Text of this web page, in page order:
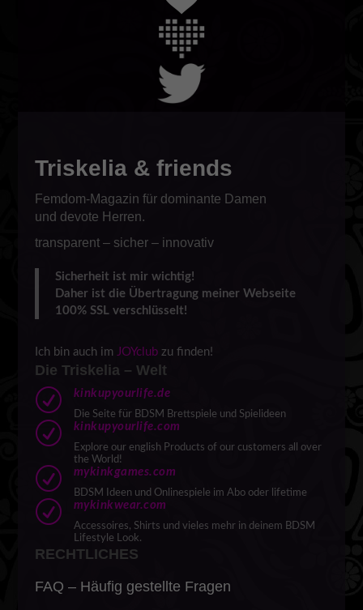
Triskelia & friends
Femdom-Magazin für dominante Damen
und devote Herren.
transparent – sicher – innovativ
Sicherheit ist mir wichtig!
Daher ist die Übertragung meiner Webseite
100% SSL verschlüsselt!
Ich bin auch im JOYclubzu finden!
Die Triskelia – Welt
R kinkupyourlife.de
Die Seite für BDSM Brettspiele und Spielideen
R kinkupyourlife.com
Explore our english Products of our customers all over
the World!
R mykinkgames.com
BDSM Ideen und Onlinespiele im Abo oder lifetime
R mykinkwear.com
Accessoires, Shirts und vieles mehr in deinem BDSM
Lifestyle Look.
RECHTLICHES
FAQ – Häufig gestellte Fragen